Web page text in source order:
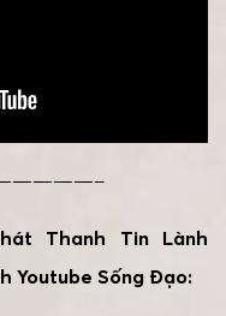
Thanh Tin Lành
Youtube Sống Đạo: